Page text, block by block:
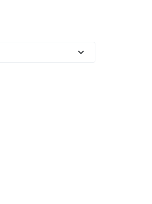
expand_more